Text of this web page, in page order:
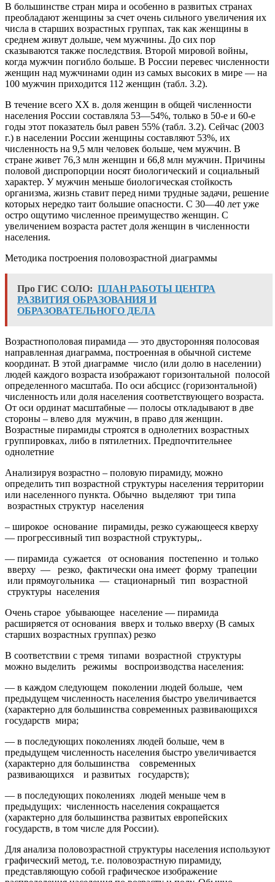
В большинстве стран мира и особенно в развитых странах
преобладают женщины за счет очень сильного увеличения их
числа в старших возрастных группах, так как женщины в
среднем живут дольше, чем мужчины. До сих пор
сказываются также последствия. Второй мировой войны,
когда мужчин погибло больше. В России перевес численности
женщин над мужчинами один из самых высоких в мире — на
100 мужчин приходится 112 женщин (табл. 3.2).
В течение всего XX в. доля женщин в общей численности
населения России составляла 53—54%, только в 50-е и 60-е
годы этот показатель был равен 55% (табл. 3.2). Сейчас (2003
г.) в населении России женщины составляют 53%, их
численность на 9,5 млн человек больше, чем мужчин. В
стране живет 76,3 млн женщин и 66,8 млн мужчин. Причины
половой диспропорции носят биологический и социальный
характер. У мужчин меньше биологическая стойкость
организма, жизнь ставит перед ними трудные задачи, решение
которых нередко таит большие опасности. С 30—40 лет уже
остро ощутимо численное преимущество женщин. С
увеличением возраста растет доля женщин в численности
населения.
Методика построения половозрастной диаграммы
Про ГИС СОЛО: ПЛАН РАБОТЫ ЦЕНТРА
РАЗВИТИЯ ОБРАЗОВАНИЯ И
ОБРАЗОВАТЕЛЬНОГО ДЕЛА
Возрастнополовая пирамида — это двусторонняя полосовая
направленная диаграмма, построенная в обычной системе
координат. В этой диаграмме число (или долю в населении)
людей каждого возраста изображают горизонтальной полосой
определенного масштаба. По оси абсцисс (горизонтальной)
численность или доля населения соответствующего возраста.
От оси ординат масштабные — полосы откладывают в две
стороны – влево для мужчин, в право для женщин.
Возрастные пирамиды строятся в однолетних возрастных
группировках, либо в пятилетних. Предпочтительнее
однолетние
Анализируя возрастно – половую пирамиду, можно
определить тип возрастной структуры населения территории
или населенного пункта. Обычно выделяют три типа
возрастных структур населения
– широкое основание пирамиды, резко сужающееся кверху
— прогрессивный тип возрастной структуры,.
— пирамида сужается от основания постепенно и только
вверху — резко, фактически она имеет форму трапеции
или прямоугольника — стационарный тип возрастной
структуры населения
Очень старое убывающее население — пирамида
расширяется от основания вверх и только вверху (В самых
старших возрастных группах) резко
В соответствии с тремя типами возрастной структуры
можно выделить режимы воспроизводства населения:
— в каждом следующем поколении людей больше, чем
предыдущем численность населения быстро увеличивается
(характерно для большинства современных развивающихся
государств мира;
— в последующих поколениях людей больше, чем в
предыдущем численность населения быстро увеличивается
(характерно для большинства современных
развивающихся и развитых государств);
— в последующих поколениях людей меньше чем в
предыдущих: численность населения сокращается
(характерно для большинства развитых европейских
государств, в том числе для России).
Для анализа половозрастной структуры населения используют
графический метод, т.е. половозрастную пирамиду,
представляющую собой графическое изображение